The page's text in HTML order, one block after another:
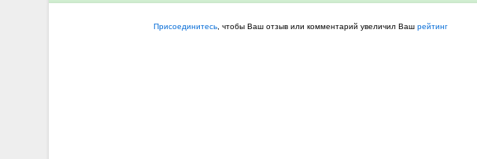
Присоединитесь , чтобы Ваш отзыв или комментарий увеличил Ваш рейтинг